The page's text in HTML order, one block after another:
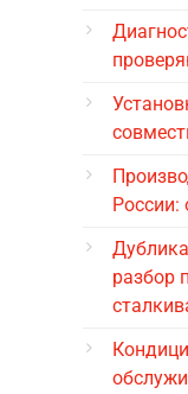
России:
разбор